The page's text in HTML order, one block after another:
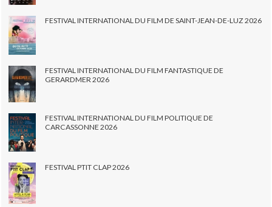
FESTIVAL INTERNATIONAL DU FILM DE SAINT-JEAN-DE-LUZ 2026
FESTIVAL INTERNATIONAL DU FILM FANTASTIQUE DE
GERARDMER 2026
FESTIVAL INTERNATIONAL DU FILM POLITIQUE DE
CARCASSONNE 2026
FESTIVAL PTIT CLAP 2026